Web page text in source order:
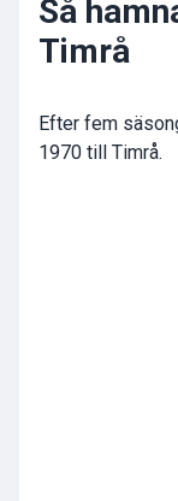
Så
Timrå
Efter fem
1970 till Timrå.